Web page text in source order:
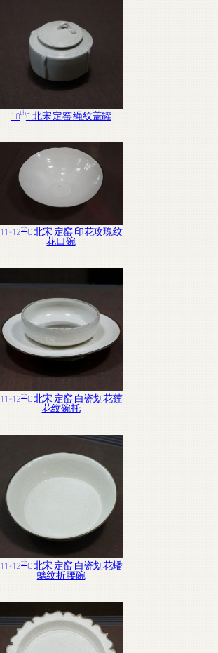
10thC. 北宋 定窑 绳纹盖罐
11-12thC. 北宋 定窑 印花攻瑰纹
花口碗
11-12thC. 北宋 定窑 白瓷划花莲
花纹碗托
11-12thC. 北宋 定窑 白瓷划花蟠
螭纹折腰碗